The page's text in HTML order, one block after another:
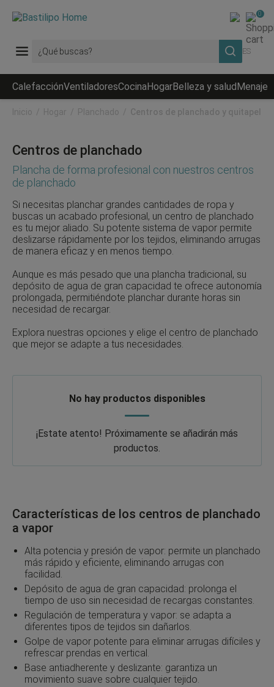
ES
0
CalefacciónVentiladoresCocinaHogarBelleza y saludMenaje
Inicio Hogar Planchado Centros de planchado y
Centros de planchado
Plancha de forma profesional con nuestros centros
de planchado
Si necesitas planchar grandes cantidades de ropa y
buscas un acabado profesional, un centro de planchado
es tu mejor aliado. Su potente sistema de vapor permite
deslizarse rápidamente por los tejidos, eliminando arrugas
de manera eficaz y en menos tiempo.
Aunque es más pesado que una plancha tradicional, su
depósito de agua de gran capacidad te ofrece autonomía
prolongada, permitiéndote planchar durante horas sin
necesidad de recargar.
Explora nuestras opciones y elige el centro de planchado
que mejor se adapte a tus necesidades.
No hay productos disponibles
¡Estate atento! Próximamente se añadirán más
productos.
Características de los centros de planchado
a vapor
Alta potencia y presión de vapor: permite un planchado
más rápido y eficiente, eliminando arrugas con
facilidad.
Depósito de agua de gran capacidad: prolonga el
tiempo de uso sin necesidad de recargas constantes.
Regulación de temperatura y vapor: se adapta a
diferentes tipos de tejidos sin dañarlos.
Golpe de vapor potente para eliminar arrugas difíciles y
refrescar prendas en vertical.
Base antiadherente y deslizante: garantiza un
movimiento suave sobre cualquier tejido.